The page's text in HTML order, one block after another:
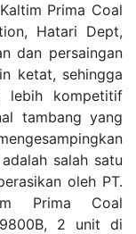
Prima Coal
Hatari Dept,
dan persaingan
ketat, sehingga
lebih kompetitif
tambang yang
salah satu
oleh PT.
Prima Coal
2 unit di